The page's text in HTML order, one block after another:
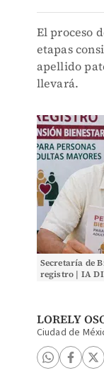
El proceso
etapas
apellido
llevará.
Secretaría de
registro | IA
LORELY
Ciudad de